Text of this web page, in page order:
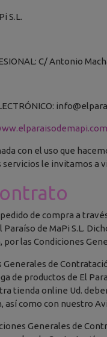
S.L.
C/ Antonio
con el uso que
servicios le invitamos a
de compra a
de MaPi S.L.
las Condiciones
de
de productos de El
tienda online Ud.
así como con nuestro
Generales de